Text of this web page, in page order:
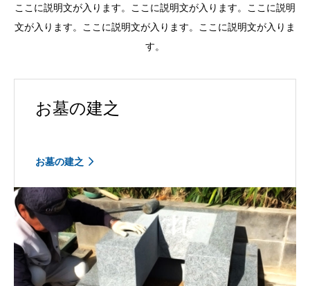
ここに説明文が入ります。ここに説明文が入ります。ここに説明
文が入ります。ここに説明文が入ります。ここに説明文が入りま
す。
お墓の建之
お墓の建之